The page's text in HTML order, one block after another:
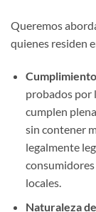
Queremos
quienes residen
probados por
cumplen
sin contener
legalmente
locales.
Naturaleza